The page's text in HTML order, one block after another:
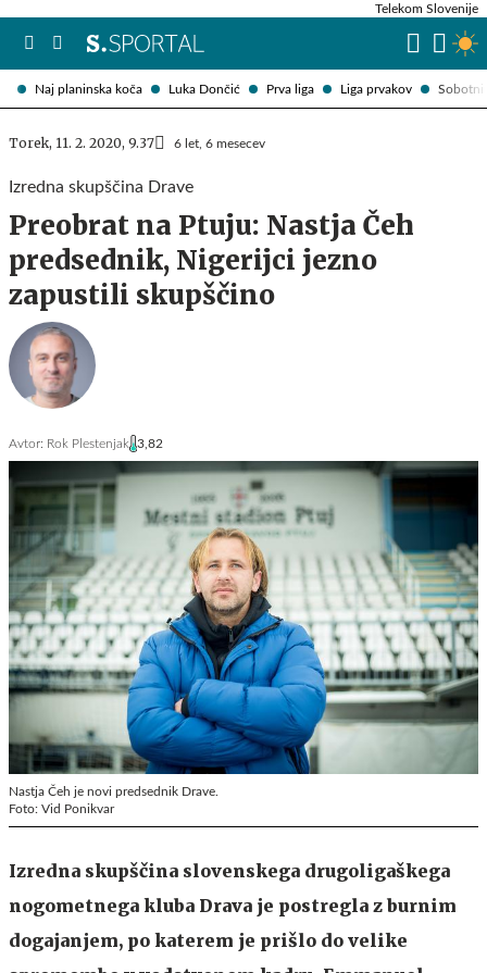
Naj planinska koča Luka Dončić Prva liga Liga prvakov Sobotni
Telekom Slovenije
Torek, 11. 2. 2020, 9.37 6 let, 6 mesecev
Izredna skupščina Drave
Preobrat na Ptuju: Nastja Čeh
predsednik, Nigerijci jezno
zapustili skupščino
Avtor: Rok Plestenjak 3,82
Nastja Čeh je novi predsednik Drave.
Foto: Vid Ponikvar
Izredna skupščina slovenskega drugoligaškega
nogometnega kluba Drava je postregla z burnim
dogajanjem, po katerem je prišlo do velike